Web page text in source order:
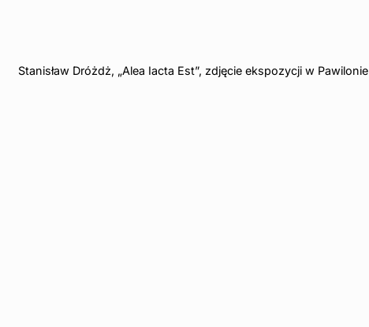
Stanisław Dróżdż, „Alea Iacta Est”, zdjęcie ekspozycji w